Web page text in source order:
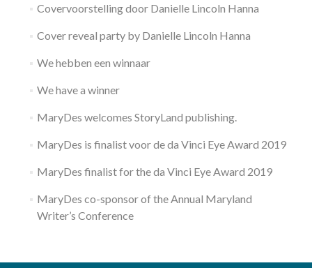
Covervoorstelling door Danielle Lincoln Hanna
Cover reveal party by Danielle Lincoln Hanna
We hebben een winnaar
We have a winner
MaryDes welcomes StoryLand publishing.
MaryDes is finalist voor de da Vinci Eye Award 2019
MaryDes finalist for the da Vinci Eye Award 2019
MaryDes co-sponsor of the Annual Maryland
Writer’s Conference